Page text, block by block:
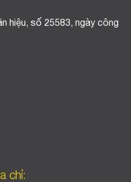
hiệu, số 25583, ngày công
chỉ: